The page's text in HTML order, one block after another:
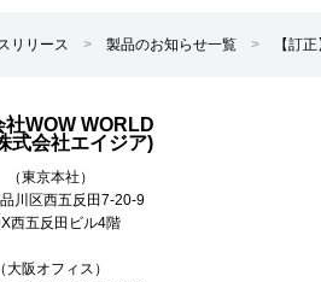
リリース > 製品のお知らせ一覧 > 【訂
社WOW WORLD
式会社エイジア)
（東京本社）
品川区西五反田7-20-9
西五反田ビル4階
（大阪オフィス）